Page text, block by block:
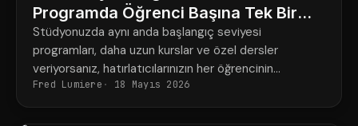
Programda Öğrenci Başına Tek Bir
Net Program
Stüdyonuzda aynı anda başlangıç seviyesi
programları, daha uzun kurslar ve özel dersler
veriyorsanız, hatırlatıcılarınızın her öğrencinin
gerçekten ne için rezervasyon yaptırdığına uygun
şekilde ayarlanması şu şekildedir.
Fred Lumiere 18 Mayıs 2026